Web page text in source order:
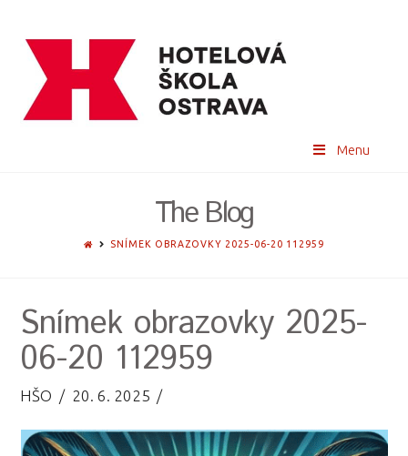
Menu
The Blog
HOMESNÍMEK OBRAZOVKY 2025-06-20 112959
Snímek obrazovky 2025-
06-20 112959
HŠO 20. 6. 2025